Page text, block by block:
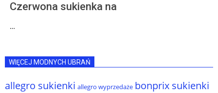
Czerwona sukienka na
…
WIĘCEJ MODNYCH UBRAŃ
allegro sukienki allegro wyprzedaże bonprix sukienki